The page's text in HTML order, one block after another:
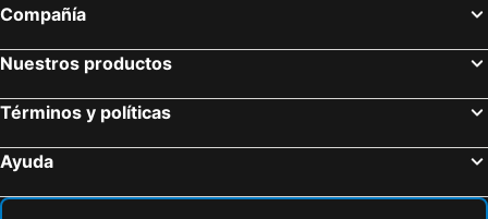
Compañía
Nuestros productos
Términos y políticas
Ayuda